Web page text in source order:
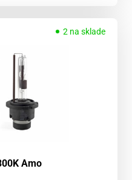
2 na sklade
Amo